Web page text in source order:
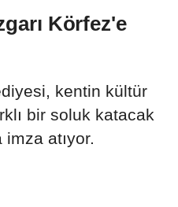
Körfez'e
kentin kültür
bir soluk katacak
atıyor.